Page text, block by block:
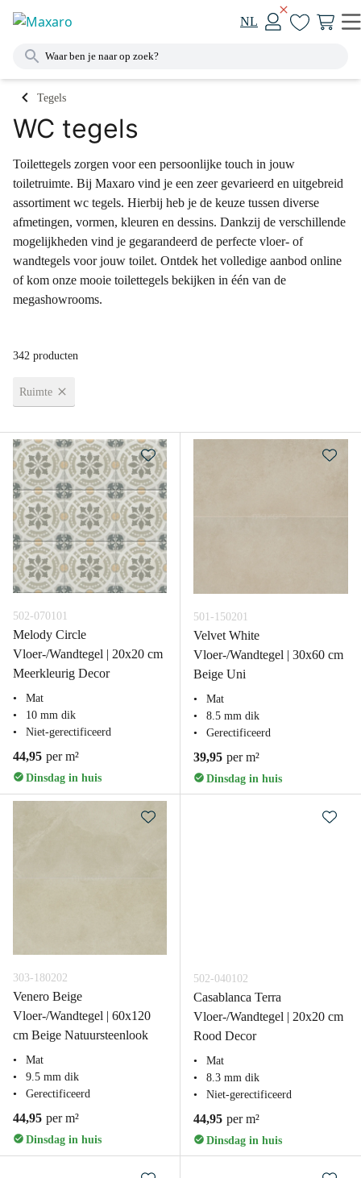
NL
Tegels
WC tegels
Toilettegels zorgen voor een persoonlijke touch in jouw
toiletruimte. Bij Maxaro vind je een zeer gevarieerd en uitgebreid
assortiment wc tegels. Hierbij heb je de keuze tussen diverse
afmetingen, vormen, kleuren en dessins. Dankzij de verschillende
mogelijkheden vind je gegarandeerd de perfecte vloer- of
wandtegels voor jouw toilet. Ontdek het volledige aanbod online
of kom onze mooie toilettegels bekijken in één van de
megashowrooms.
342 producten
Ruimte
502-070101
Melody Circle
Vloer-/Wandtegel | 20x20 cm
Meerkleurig Decor
Mat
10 mm dik
Niet-gerectificeerd
44,95 per m²
Dinsdag in huis
501-150201
Velvet White
Vloer-/Wandtegel | 30x60 cm
Beige Uni
Mat
8.5 mm dik
Gerectificeerd
39,95 per m²
Dinsdag in huis
303-180202
Venero Beige
Vloer-/Wandtegel | 60x120
cm Beige Natuursteenlook
Mat
9.5 mm dik
Gerectificeerd
44,95 per m²
Dinsdag in huis
502-040102
Casablanca Terra
Vloer-/Wandtegel | 20x20 cm
Rood Decor
Mat
8.3 mm dik
Niet-gerectificeerd
44,95 per m²
Dinsdag in huis